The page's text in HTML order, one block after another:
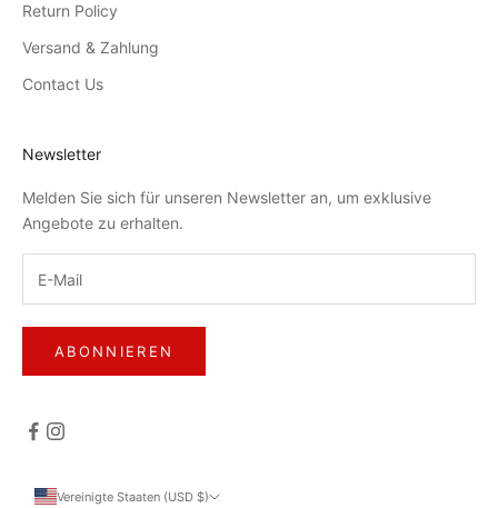
Return Policy
Versand & Zahlung
Contact Us
Newsletter
Melden Sie sich für unseren Newsletter an, um exklusive
Angebote zu erhalten.
ABONNIEREN
Vereinigte Staaten (USD $)